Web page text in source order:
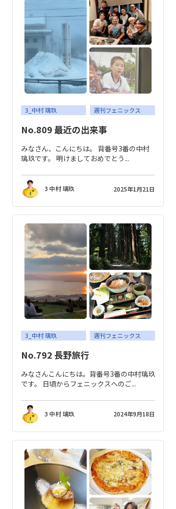
3_中村 璃玖 週刊フェニックス
No.809 最近の出来事
みなさん、こんにちは。 背番号3番の中村
璃玖です。 明けましておめでとう...
3 中村 璃玖 2025年1月21日
3_中村 璃玖 週刊フェニックス
No.792 長野旅行
みなさんこんにちは。背番号3番の中村璃玖
です。 日頃からフェニックスへのご...
3 中村 璃玖 2024年9月18日